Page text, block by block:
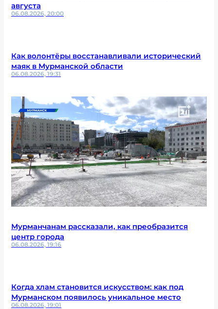
августа
06.08.2026, 20:00
Как волонтёры восстанавливали исторический
маяк в Мурманской области
06.08.2026, 19:31
Мурманчанам рассказали, как преобразится
центр города
06.08.2026, 19:16
Когда хлам становится искусством: как под
Мурманском появилось уникальное место
06.08.2026, 19:01